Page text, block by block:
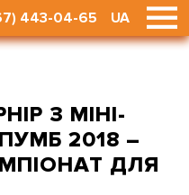
443-04-65 UA
З МІНІ-
2018 –
ДЛЯ